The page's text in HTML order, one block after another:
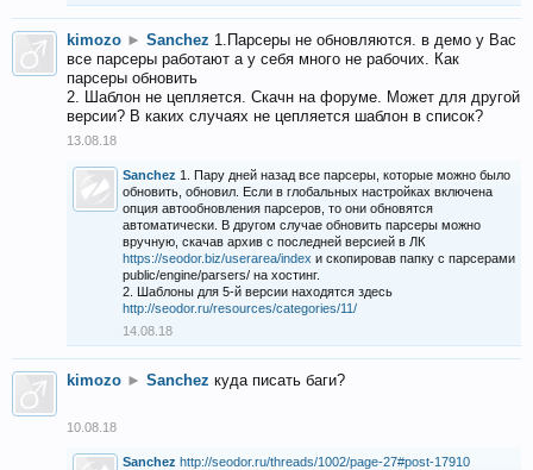
kimozo ► Sanchez 1.Парсеры не обновляются. в демо у Вас
все парсеры работают а у себя много не рабочих. Как
парсеры обновить
2. Шаблон не цепляется. Скачн на форуме. Может для другой
версии? В каких случаях не цепляется шаблон в список?
13.08.18
Sanchez 1. Пару дней назад все парсеры, которые можно было
обновить, обновил. Если в глобальных настройках включена
опция автообновления парсеров, то они обновятся
автоматически. В другом случае обновить парсеры можно
вручную, скачав архив с последней версией в ЛК
https://seodor.biz/userarea/index и скопировав папку с парсерами
public/engine/parsers/ на хостинг.
2. Шаблоны для 5-й версии находятся здесь
http://seodor.ru/resources/categories/11/
14.08.18
kimozo ► Sanchez куда писать баги?
10.08.18
Sanchez http://seodor.ru/threads/1002/page-27#post-17910